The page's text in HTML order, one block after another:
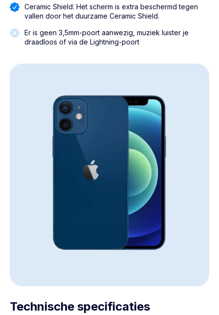
Ceramic Shield: Het scherm is extra beschermd tegen
vallen door het duurzame Ceramic Shield.
Er is geen 3,5mm-poort aanwezig, muziek luister je
draadloos of via de Lightning-poort
Technische specificaties